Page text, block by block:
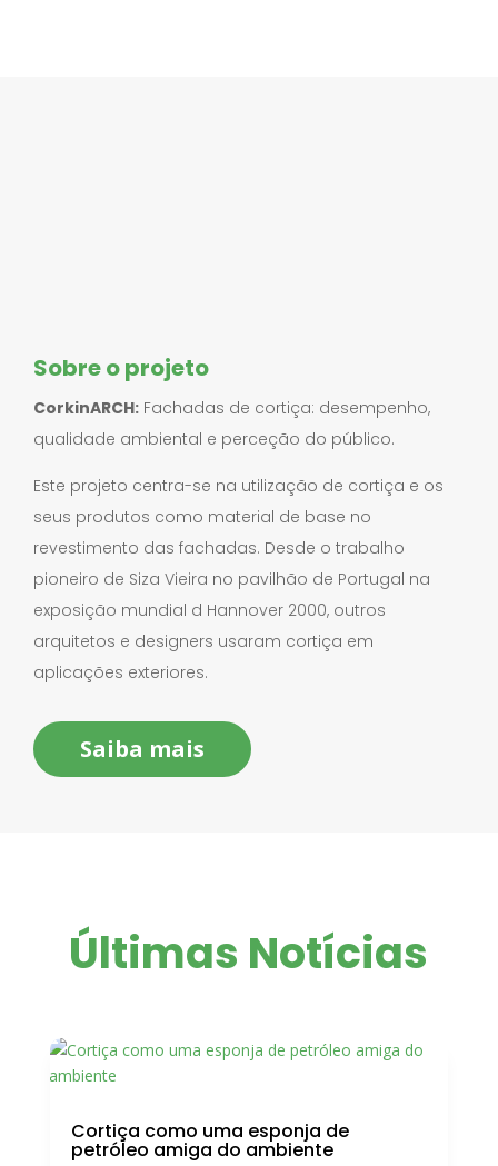
Sobre o projeto
CorkinARCH: Fachadas de cortiça: desempenho,
qualidade ambiental e perceção do público.
Este projeto centra-se na utilização de cortiça e os
seus produtos como material de base no
revestimento das fachadas. Desde o trabalho
pioneiro de Siza Vieira no pavilhão de Portugal na
exposição mundial d Hannover 2000, outros
arquitetos e designers usaram cortiça em
aplicações exteriores.
Saiba mais
Últimas Notícias
Cortiça como uma esponja de
petróleo amiga do ambiente